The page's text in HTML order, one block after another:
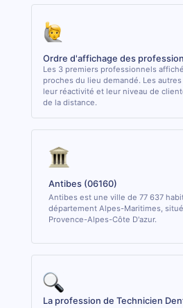
Ordre d'affichage des
Les 3 premiers professionnels
proches du lieu demandé. Les
leur réactivité et leur niveau de
de la distance.
Antibes (06160)
Antibes est une ville de 77 637
département Alpes-Maritimes,
Provence-Alpes-Côte D'azur.
La profession de Technicien